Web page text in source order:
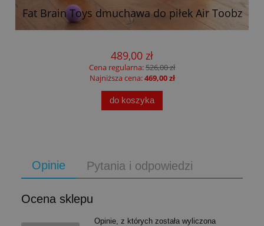
Fat Brain Toys dmuchawa do piłek Air Toobz
489,00 zł
Cena regularna:526,00 zł
Najniższa cena:469,00 zł
do koszyka
Opinie Pytania i odpowiedzi
Ocena sklepu
Opinie, z których została wyliczona